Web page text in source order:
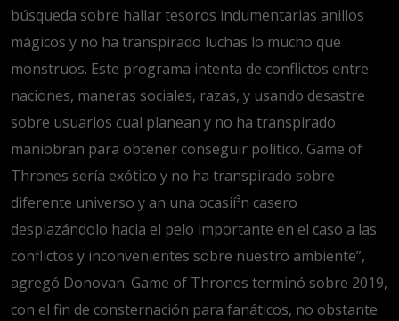
búsqueda sobre hallar tesoros indumentarias anillos
mágicos y no ha transpirado luchas lo mucho que
monstruos. Este programa intenta de conflictos entre
naciones, maneras sociales, razas, y usando desastre
sobre usuarios cual planean y no ha transpirado
maniobran para obtener conseguir político. Game of
Thrones serí­a exótico y no ha transpirado sobre
diferente universo y an una ocasií³n casero
desplazándolo hacia el pelo importante en el caso a las
conflictos y inconvenientes sobre nuestro ambiente”,
agregó Donovan. Game of Thrones terminó sobre 2019,
con el fin de consternación para fanáticos, no obstante